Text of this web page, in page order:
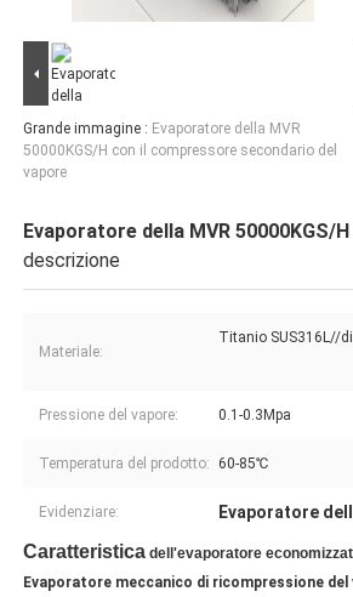
Grande immagine : Evaporatore della MVR
50000KGS/H con il compressore secondario del
vapore
Evaporatore della MVR
descrizione
Materiale:
Titanio SUS316L//
Pressione del vapore: 0.1-0.3Mpa
Temperatura del prodotto: 60-85℃
Evidenziare: Evaporatore
Caratteristica dell'evaporatore
Evaporatore meccanico di ricompressione del